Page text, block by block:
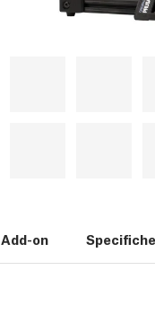
Add-on Specifiche